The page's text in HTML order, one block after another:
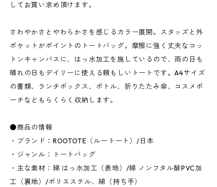
してお買い求め頂けます。
さわやかさとやわらかさを感じるカラー展開。スタッズと外
ポケットがポイントのトートバッグ。摩擦に強く丈夫なコッ
トンキャンバスに、はっ水加工を施しているので、雨の日も
晴れの日もデイリーに使える頼もしいトートです。A4サイズ
の書類、ランチボックス、ボトル、折りたたみ傘、コスメポ
ーチなどもらくらく収納します。
●商品の情報
・ブランド：ROOTOTE（ルートート）/日本
・ジャンル：トートバッグ
・主な素材：綿 はっ水加工（表地）/綿 ノンフタル酸PVC加
工（裏地）/ポリエステル、綿（持ち手）